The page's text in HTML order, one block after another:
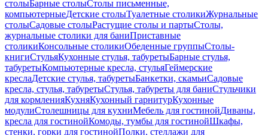
столыБарные столыСтолы письменные,
компьютерныеДетские столыТуалетные столикиЖурнальные
столыСадовые столыРастущие столы и партыСтолы,
журнальные столики для баниПриставные
столикиКонсольные столикиОбеденные группыСтолы-
книгиСтульяКухонные стулья, табуретыБарные стулья,
табуретыКомпьютерные кресла, стульяГеймерские
креслаДетские стулья, табуретыБанкетки, скамьиСадовые
кресла, стулья, табуретыСтулья, табуреты для баниСтульчики
для кормленияКухняКухонный гарнитурКухонные
модулиСтолешницы для кухниМебель для гостинойДиваны,
кресла для гостинойКомоды, тумбы для гостинойШкафы,
стенки, горки для гостинойПолки, стеллажи для